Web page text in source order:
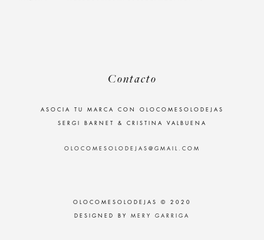
Contacto
ASOCIA TU MARCA CON OLOCOMESOLODEJAS
SERGI BARNET & CRISTINA VALBUENA
OLOCOMESOLODEJAS@GMAIL.COM
OLOCOMESOLODEJAS © 2020
DESIGNED BY MERY GARRIGA